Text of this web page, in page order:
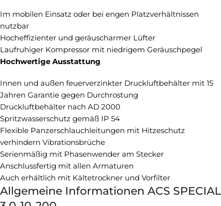
Im mobilen Einsatz oder bei engen Platzverhältnissen
nutzbar
Hocheffizienter und geräuscharmer Lüfter
Laufruhiger Kompressor mit niedrigem Geräuschpegel
Hochwertige Ausstattung
Innen und außen feuerverzinkter Druckluftbehälter mit 15
Jahren Garantie gegen Durchrostung
Druckluftbehälter nach AD 2000
Spritzwasserschutz gemäß IP 54
Flexible Panzerschlauchleitungen mit Hitzeschutz
verhindern Vibrationsbrüche
Serienmäßig mit Phasenwender am Stecker
Anschlussfertig mit allen Armaturen
Auch erhältlich mit Kältetrockner und Vorfilter
Allgemeine Informationen ACS SPECIAL